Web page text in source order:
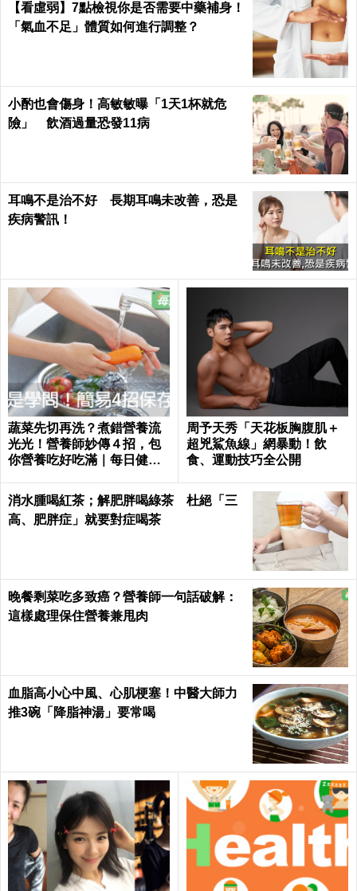
【看虛弱】7點檢視你是否需要中藥補身！
「氣血不足」體質如何進行調整？
小酌也會傷身！高敏敏曝「1天1杯就危
險」 飲酒過量恐發11病
耳鳴不是治不好 長期耳鳴未改善，恐是
疾病警訊！
蔬菜先切再洗？煮錯營養流
光光！營養師妙傳４招，包
你營養吃好吃滿｜每日健康
周予天秀「天花板胸腹肌＋
超兇鯊魚線」網暴動！飲
食、運動技巧全公開
消水腫喝紅茶；解肥胖喝綠茶 杜絕「三
高、肥胖症」就要對症喝茶
晚餐剩菜吃多致癌？營養師一句話破解：
這樣處理保住營養兼甩肉
血脂高小心中風、心肌梗塞！中醫大師力
推3碗「降脂神湯」要常喝